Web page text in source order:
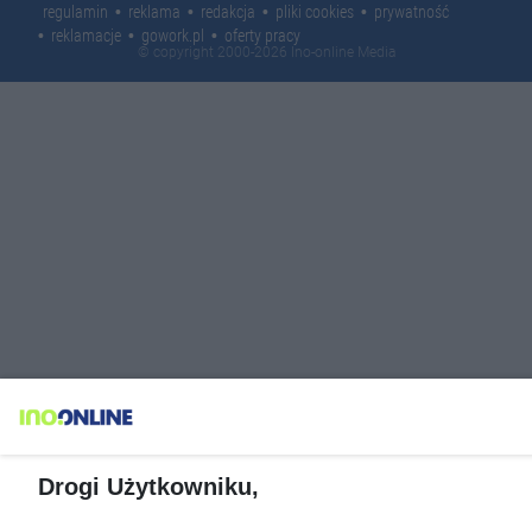
regulamin reklama redakcja pliki cookies
prywatność
reklamacje
gowork.pl oferty pracy
© copyright 2000-2026 Ino-online Media
Drogi Użytkowniku,